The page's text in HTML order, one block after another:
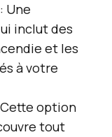
: Une
inclut des
et les
à votre
option
tout